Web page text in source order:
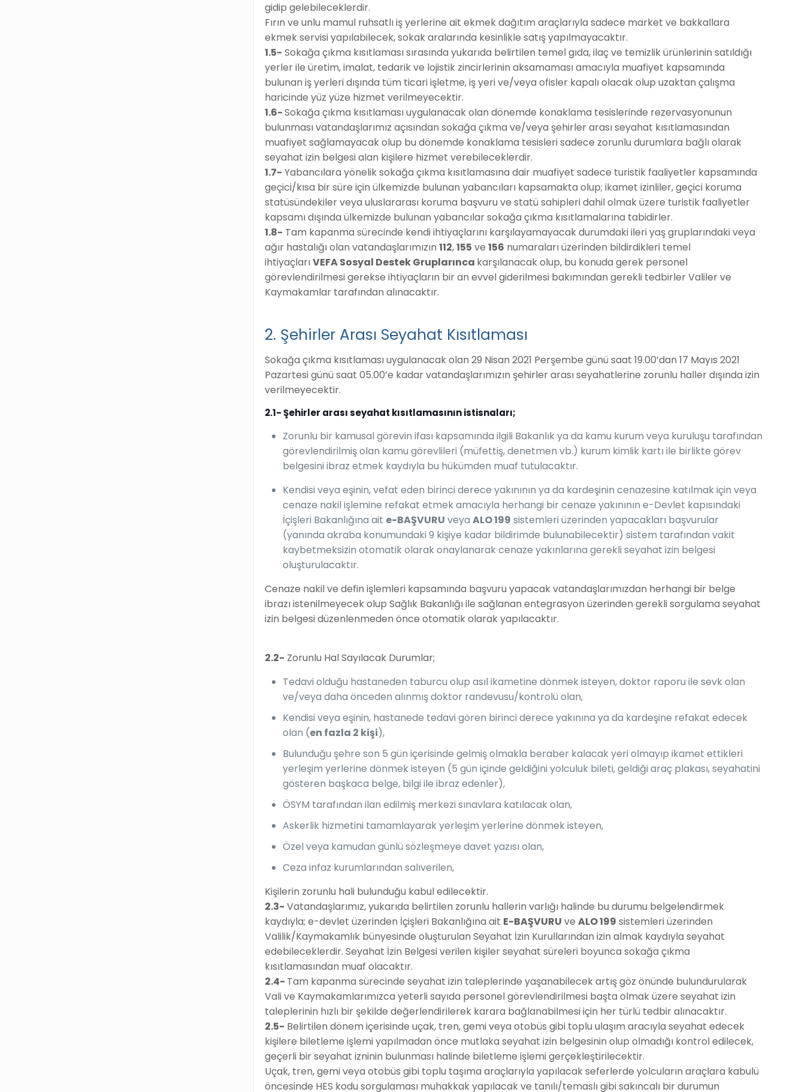
gidip gelebileceklerdir.
Fırın ve unlu mamul ruhsatlı iş yerlerine ait ekmek dağıtım araçlarıyla sadece market ve bakkallara
ekmek servisi yapılabilecek, sokak aralarında kesinlikle satış yapılmayacaktır.
1.5- Sokağa çıkma kısıtlaması sırasında yukarıda belirtilen temel gıda, ilaç ve temizlik ürünlerinin satıldığı
yerler ile üretim, imalat, tedarik ve lojistik zincirlerinin aksamaması amacıyla muafiyet kapsamında
bulunan iş yerleri dışında tüm ticari işletme, iş yeri ve/veya ofisler kapalı olacak olup uzaktan çalışma
haricinde yüz yüze hizmet verilmeyecektir.
1.6-Sokağa çıkma kısıtlaması uygulanacak olan dönemde konaklama tesislerinde rezervasyonunun
bulunması vatandaşlarımız açısından sokağa çıkma ve/veya şehirler arası seyahat kısıtlamasından
muafiyet sağlamayacak olup bu dönemde konaklama tesisleri sadece zorunlu durumlara bağlı olarak
seyahat izin belgesi alan kişilere hizmet verebileceklerdir.
1.7- Yabancılara yönelik sokağa çıkma kısıtlamasına dair muafiyet sadece turistik faaliyetler kapsamında
geçici/kısa bir süre için ülkemizde bulunan yabancıları kapsamakta olup; ikamet izinliler, geçici koruma
statüsündekiler veya uluslararası koruma başvuru ve statü sahipleri dahil olmak üzere turistik faaliyetler
kapsamı dışında ülkemizde bulunan yabancılar sokağa çıkma kısıtlamalarına tabidirler.
1.8- Tam kapanma sürecinde kendi ihtiyaçlarını karşılayamayacak durumdaki ileri yaş gruplarındaki veya
ağır hastalığı olan vatandaşlarımızın112,155 ve156 numaraları üzerinden bildirdikleri temel
ihtiyaçlarıVEFA Sosyal Destek Gruplarınca karşılanacak olup, bu konuda gerek personel
görevlendirilmesi gerekse ihtiyaçların bir an evvel giderilmesi bakımından gerekli tedbirler Valiler ve
Kaymakamlar tarafından alınacaktır.
2. Şehirler Arası Seyahat Kısıtlaması
Sokağa çıkma kısıtlaması uygulanacak olan 29 Nisan 2021 Perşembe günü saat 19.00’dan 17 Mayıs 2021
Pazartesi günü saat 05.00’e kadar vatandaşlarımızın şehirler arası seyahatlerine zorunlu haller dışında izin
verilmeyecektir.
2.1- Şehirler arası seyahat kısıtlamasının istisnaları;
Zorunlu bir kamusal görevin ifası kapsamında ilgili Bakanlık ya da kamu kurum veya kuruluşu tarafından
görevlendirilmiş olan kamu görevlileri (müfettiş, denetmen vb.) kurum kimlik kartı ile birlikte görev
belgesini ibraz etmek kaydıyla bu hükümden muaf tutulacaktır.
Kendisi veya eşinin, vefat eden birinci derece yakınının ya da kardeşinin cenazesine katılmak için veya
cenaze nakil işlemine refakat etmek amacıyla herhangi bir cenaze yakınının e-Devlet kapısındaki
İçişleri Bakanlığına ait e-BAŞVURU veyaALO 199 sistemleri üzerinden yapacakları başvurular
(yanında akraba konumundaki 9 kişiye kadar bildirimde bulunabilecektir) sistem tarafından vakit
kaybetmeksizin otomatik olarak onaylanarak cenaze yakınlarına gerekli seyahat izin belgesi
oluşturulacaktır.
Cenaze nakil ve defin işlemleri kapsamında başvuru yapacak vatandaşlarımızdan herhangi bir belge
ibrazı istenilmeyecek olup Sağlık Bakanlığı ile sağlanan entegrasyon üzerinden gerekli sorgulama seyahat
izin belgesi düzenlenmeden önce otomatik olarak yapılacaktır.
2.2- Zorunlu Hal Sayılacak Durumlar;
Tedavi olduğu hastaneden taburcu olup asıl ikametine dönmek isteyen, doktor raporu ile sevk olan
ve/veya daha önceden alınmış doktor randevusu/kontrolü olan,
Kendisi veya eşinin, hastanede tedavi gören birinci derece yakınına ya da kardeşine refakat edecek
olan (en fazla 2 kişi),
Bulunduğu şehre son 5 gün içerisinde gelmiş olmakla beraber kalacak yeri olmayıp ikamet ettikleri
yerleşim yerlerine dönmek isteyen (5 gün içinde geldiğini yolculuk bileti, geldiği araç plakası, seyahatini
gösteren başkaca belge, bilgi ile ibraz edenler),
ÖSYM tarafından ilan edilmiş merkezi sınavlara katılacak olan,
Askerlik hizmetini tamamlayarak yerleşim yerlerine dönmek isteyen,
Özel veya kamudan günlü sözleşmeye davet yazısı olan,
Ceza infaz kurumlarından salıverilen,
Kişilerin zorunlu hali bulunduğu kabul edilecektir.
2.3- Vatandaşlarımız, yukarıda belirtilen zorunlu hallerin varlığı halinde bu durumu belgelendirmek
kaydıyla; e-devlet üzerinden İçişleri Bakanlığına ait E-BAŞVURU veALO 199 sistemleri üzerinden
Valilik/Kaymakamlık bünyesinde oluşturulan Seyahat İzin Kurullarından izin almak kaydıyla seyahat
edebileceklerdir. Seyahat İzin Belgesi verilen kişiler seyahat süreleri boyunca sokağa çıkma
kısıtlamasından muaf olacaktır.
2.4- Tam kapanma sürecinde seyahat izin taleplerinde yaşanabilecek artış göz önünde bulundurularak
Vali ve Kaymakamlarımızca yeterli sayıda personel görevlendirilmesi başta olmak üzere seyahat izin
taleplerinin hızlı bir şekilde değerlendirilerek karara bağlanabilmesi için her türlü tedbir alınacaktır.
2.5- Belirtilen dönem içerisinde uçak, tren, gemi veya otobüs gibi toplu ulaşım aracıyla seyahat edecek
kişilere biletleme işlemi yapılmadan önce mutlaka seyahat izin belgesinin olup olmadığı kontrol edilecek,
geçerli bir seyahat izninin bulunması halinde biletleme işlemi gerçekleştirilecektir.
Uçak, tren, gemi veya otobüs gibi toplu taşıma araçlarıyla yapılacak seferlerde yolcuların araçlara kabulü
öncesinde HES kodu sorgulaması muhakkak yapılacak ve tanılı/temaslı gibi sakıncalı bir durumun